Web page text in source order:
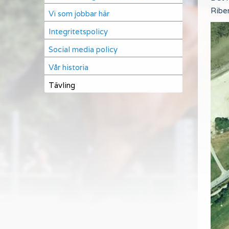
Vi som jobbar här
Integritetspolicy
Social media policy
Vår historia
Tävling